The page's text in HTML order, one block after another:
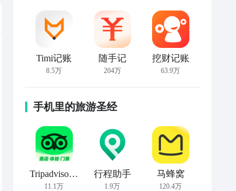
Timi记账
8.5万
随手记
204万
挖财记账
63.9万
手机里的旅游圣经
Tripadvisor猫途鹰
11.1万
行程助手
1.9万
马蜂窝
120.4万